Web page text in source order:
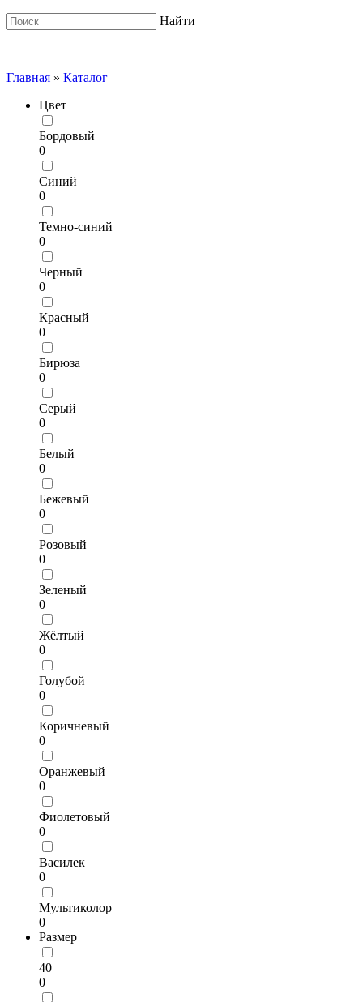
Найти
Главная » Каталог
Цвет
Бордовый
0
Синий
0
Темно-синий
0
Черный
0
Красный
0
Бирюза
0
Серый
0
Белый
0
Бежевый
0
Розовый
0
Зеленый
0
Жёлтый
0
Голубой
0
Коричневый
0
Оранжевый
0
Фиолетовый
0
Василек
0
Мультиколор
0
Размер
40
0